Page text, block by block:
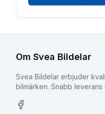
Om Svea Bildelar
Svea Bildelar erbjuder
bilmärken. Snabb